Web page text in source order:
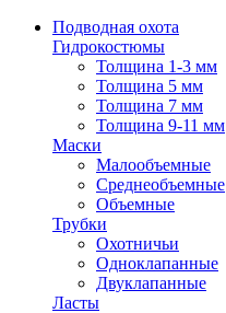
Подводная охота
Гидрокостюмы
Толщина 1-3 мм
Толщина 5 мм
Толщина 7 мм
Толщина 9-11 мм
Маски
Малообъемные
Среднеобъемные
Объемные
Трубки
Охотничьи
Одноклапанные
Двуклапанные
Ласты